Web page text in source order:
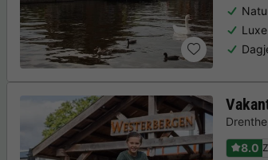
Drenthe
8.0